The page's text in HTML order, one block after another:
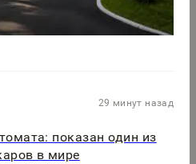
29 минут назад
показан один из
в мире